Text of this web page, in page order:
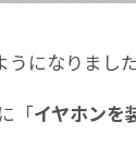
になりました
「イヤホンを